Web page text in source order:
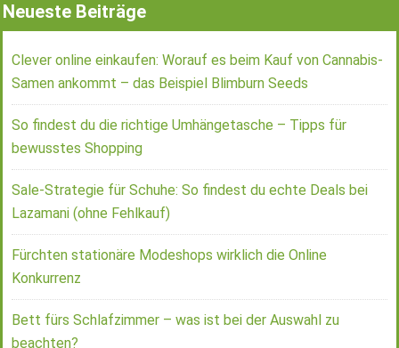
Neueste Beiträge
Clever online einkaufen: Worauf es beim Kauf von Cannabis-
Samen ankommt – das Beispiel Blimburn Seeds
So findest du die richtige Umhängetasche – Tipps für
bewusstes Shopping
Sale-Strategie für Schuhe: So findest du echte Deals bei
Lazamani (ohne Fehlkauf)
Fürchten stationäre Modeshops wirklich die Online
Konkurrenz
Bett fürs Schlafzimmer – was ist bei der Auswahl zu
beachten?